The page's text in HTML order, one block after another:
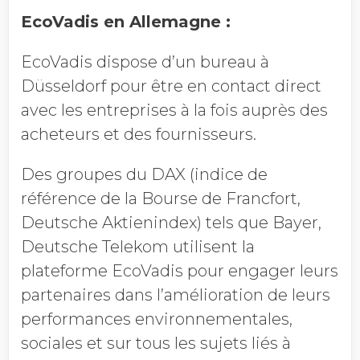
EcoVadis en Allemagne :
EcoVadis dispose d’un bureau à
Düsseldorf pour être en contact direct
avec les entreprises à la fois auprès des
acheteurs et des fournisseurs.
Des groupes du DAX (indice de
référence de la Bourse de Francfort,
Deutsche Aktienindex) tels que Bayer,
Deutsche Telekom utilisent la
plateforme EcoVadis pour engager leurs
partenaires dans l’amélioration de leurs
performances environnementales,
sociales et sur tous les sujets liés à